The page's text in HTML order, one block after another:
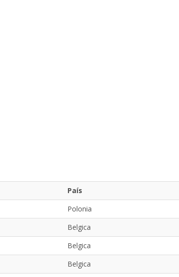
País
Polonia
Belgica
Belgica
Belgica